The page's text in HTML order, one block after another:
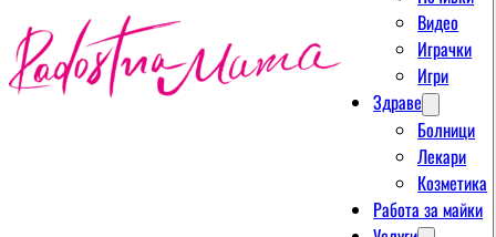
Видео
Играчки
Игри
Здраве
Болници
Лекари
Козметика
Работа за майки